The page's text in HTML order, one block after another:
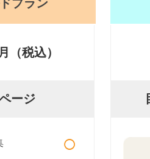
プラン
（税込）
ージ
○